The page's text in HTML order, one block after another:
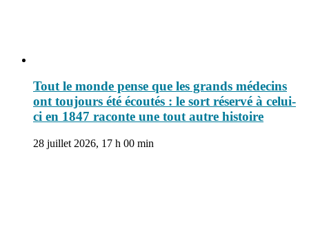
Tout le monde pense que les grands médecins
ont toujours été écoutés : le sort réservé à celui-
ci en 1847 raconte une tout autre histoire
28 juillet 2026, 17 h 00 min